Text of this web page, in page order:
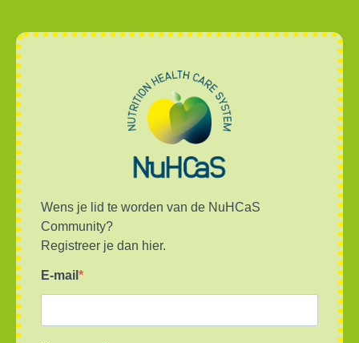
Wens je lid te worden van de NuHCaS
Community?
Registreer je dan hier.
E-mail